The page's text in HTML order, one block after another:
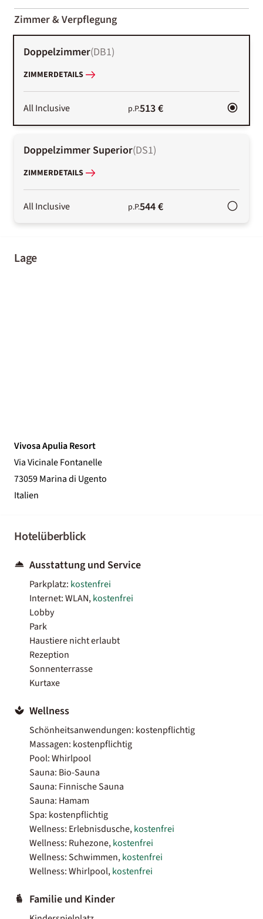
01-02
Zimmer & Verpflegung
Doppelzimmer(DB1)
ZIMMERDETAILS
All Inclusive p.P.513 €
Doppelzimmer Superior(DS1)
ZIMMERDETAILS
All Inclusive p.P.544 €
Lage
Vivosa Apulia Resort
Via Vicinale Fontanelle
73059 Marina di Ugento
Italien
Hotelüberblick
Ausstattung und Service
Parkplatz: kostenfrei
Internet: WLAN,kostenfrei
Lobby
Park
Haustiere nicht erlaubt
Rezeption
Sonnenterrasse
Kurtaxe
Wellness
Schönheitsanwendungen: kostenpflichtig
Massagen: kostenpflichtig
Pool: Whirlpool
Sauna: Bio-Sauna
Sauna: Finnische Sauna
Sauna: Hamam
Spa: kostenpflichtig
Wellness: Erlebnisdusche,kostenfrei
Wellness: Ruhezone,kostenfrei
Wellness: Schwimmen,kostenfrei
Wellness: Whirlpool,kostenfrei
Familie und Kinder